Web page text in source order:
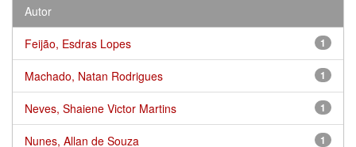
Autor
1
Feijão, Esdras Lopes
1
Machado, Natan Rodrigues
1
Neves, Shaiene Victor Martins
1
Nunes, Allan de Souza